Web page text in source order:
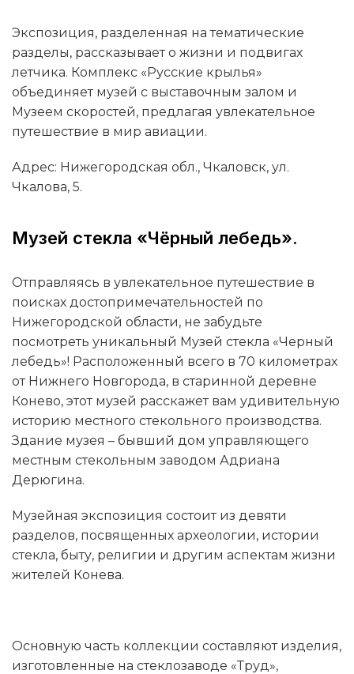
Экспозиция, разделенная на тематические
разделы, рассказывает о жизни и подвигах
летчика. Комплекс «Русские крылья»
объединяет музей с выставочным залом и
Музеем скоростей, предлагая увлекательное
путешествие в мир авиации.
Адрес: Нижегородская обл., Чкаловск, ул.
Чкалова, 5.
Музей стекла «Чёрный лебедь».
Отправляясь в увлекательное путешествие в
поисках достопримечательностей по
Нижегородской области, не забудьте
посмотреть уникальный Музей стекла «Черный
лебедь»! Расположенный всего в 70 километрах
от Нижнего Новгорода, в старинной деревне
Конево, этот музей расскажет вам удивительную
историю местного стекольного производства.
Здание музея – бывший дом управляющего
местным стекольным заводом Адриана
Дерюгина.
Музейная экспозиция состоит из девяти
разделов, посвященных археологии, истории
стекла, быту, религии и другим аспектам жизни
жителей Конева.
Основную часть коллекции составляют изделия,
изготовленные на стеклозаводе «Труд»,